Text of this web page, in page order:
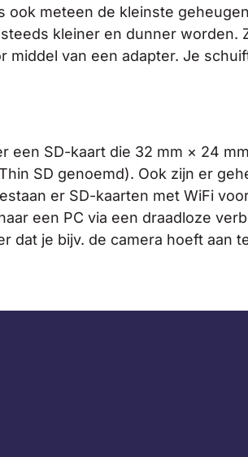
meteen de kleinste
kleiner en dunner worden.
van een adapter. Je
een SD-kaart die 32 mm × 24
SD genoemd). Ook zijn er
er SD-kaarten met WiFi
een PC via een draadloze
dat je bijv. de camera hoeft aan